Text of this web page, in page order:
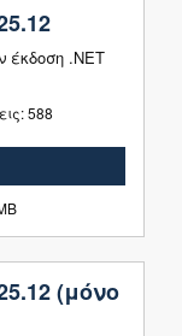
έκδοση .NET
588
(μόνο